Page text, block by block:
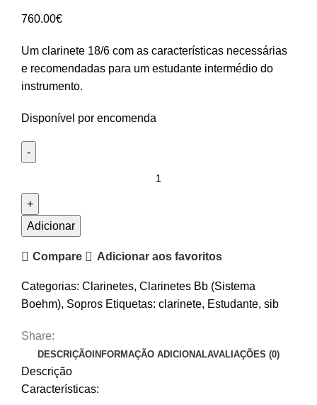
760.00€
Um clarinete 18/6 com as características necessárias
e recomendadas para um estudante intermédio do
instrumento.
Disponível por encomenda
Clarinete
Sí
Wisemann
800EB
Adicionar
Compare Adicionar aos favoritos
Categorias: Clarinetes, Clarinetes Bb (Sistema
Boehm), Sopros Etiquetas: clarinete, Estudante, sib
Share:
DESCRIÇÃOINFORMAÇÃO ADICIONALAVALIAÇÕES (0)
Descrição
Características: